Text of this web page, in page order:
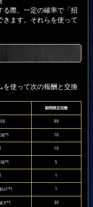
る際、一定の確率で「招
ます。それらを使って
を使って次の報酬と交換
期間限定回数
99
箱*1 10
10
箱*1 5
1
Lv1*1 1
片*1 30